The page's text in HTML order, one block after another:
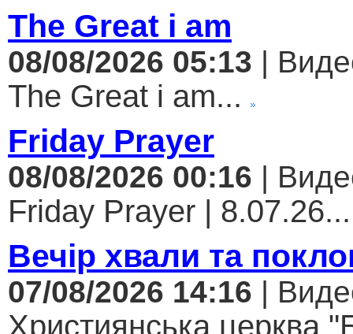
The Great i am
08/08/2026 05:13 |
The Great i am...
Friday Prayer
08/08/2026 00:16 |
Friday Prayer | 8.07.26...
Вечір хвали та
07/08/2026 14:16 |
Християнська церква